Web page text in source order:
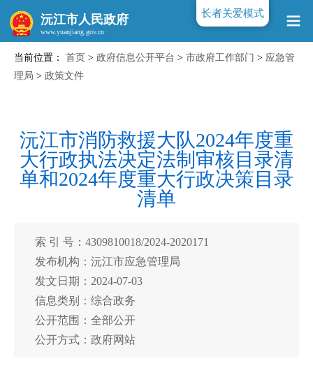
沅江市人民政府
当前位置： 首页 > 政府信息公开平台 > 市政府工作部门 > 应急管
理局 > 政策文件
沅江市消防救援大队2024年度重
大行政执法决定法制审核目录清
单和2024年度重大行政决策目录
清单
索 引 号：4309810018/2024-2020171
发布机构：沅江市应急管理局
发文日期：2024-07-03
信息类别：综合政务
公开范围：全部公开
公开方式：政府网站
长者关爱模式